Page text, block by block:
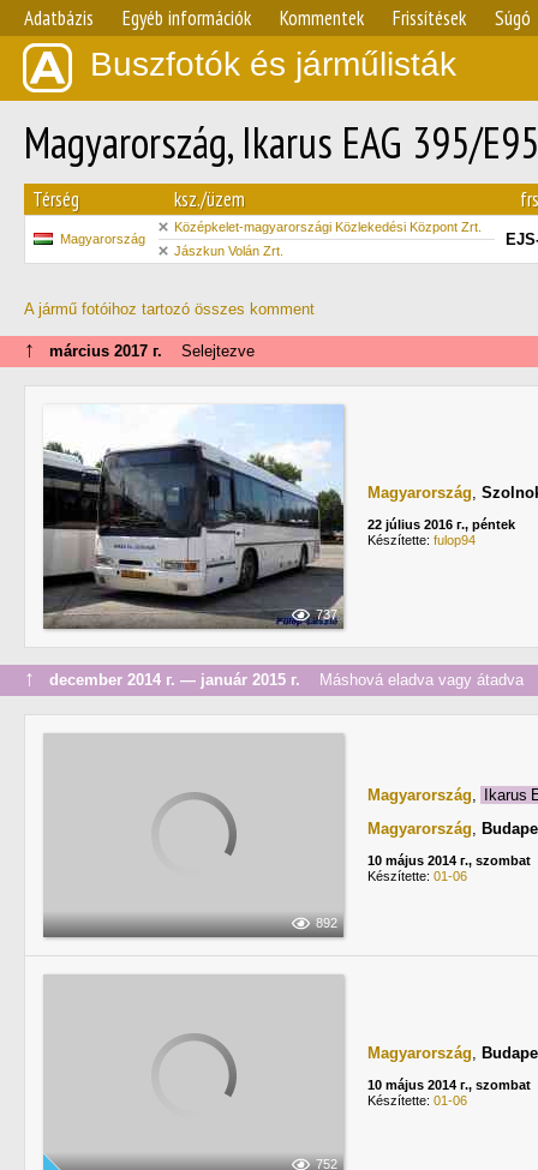
Adatbázis Egyéb információk Kommentek Frissítések Súgó
Buszfotók és járműlisták
Magyarország, Ikarus EAG 395/
Térség ksz./üzem
Magyarország
Középkelet-magyarországi Közlekedési Központ Zrt.
Jászkun Volán Zrt.
A jármű fotóihoz tartozó összes komment
↑ március 2017 г. Selejtezve
737
Magyarország,
22 július 2016 г., péntek
Készítette: fulop94
↑ december 2014 г. — január 2015 г. Máshová eladva vagy átadva
892
Magyarország,
Ikarus
Magyarország,
10 május 2014 г., szombat
Készítette: 01-06
752
Magyarország,
10 május 2014 г., szombat
Készítette: 01-06